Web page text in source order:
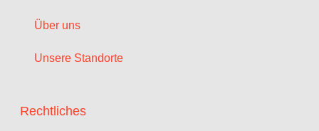
Über uns
Unsere Standorte
Rechtliches